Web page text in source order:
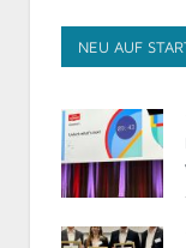
NEU AUF